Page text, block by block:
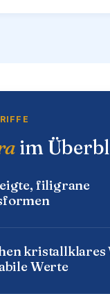
im
filigrane
kristallklares
Werte